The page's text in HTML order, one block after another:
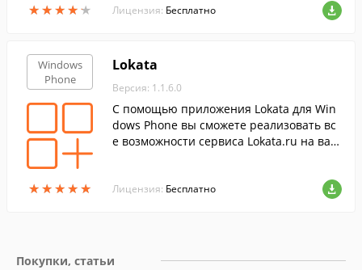
★★★★★
★★★★★ Лицензия: Бесплатно
Windows
Phone
★★★★★
★★★★★
Lokata
Версия: 1.1.6.0
С помощью приложения Lokata для Win
dows Phone вы сможете реализовать вс
е возможности сервиса Lokata.ru на ваш
Лицензия: Бесплатно
Покупки, статьи